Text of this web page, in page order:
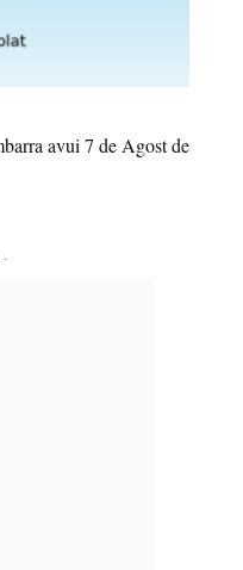
avui 7 de Agost de
-